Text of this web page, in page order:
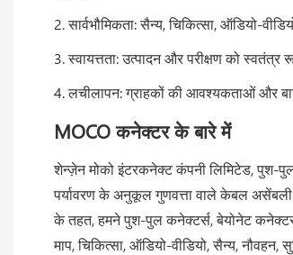
2. सार्वभौमिकता: सैन्य, चिकित्सा, ऑडियो-
3. स्वायत्तता: उत्पादन और परीक्षण को
4. लचीलापन: ग्राहकों की आवश्यकताओं और
MOCO कनेक्टर के बारे में
शेन्ज़ेन मोको इंटरकनेक्ट कंपनी लिमिटेड, पुश-
पर्यावरण के अनुकूल गुणवत्ता वाले केबल असेंबली
के तहत, हमने पुश-पुल कनेक्टर्स, बेयोनेट
माप, चिकित्सा, ऑडियो-वीडियो, सैन्य,